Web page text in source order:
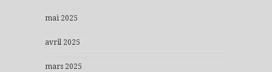
mai 2025
avril 2025
mars 2025